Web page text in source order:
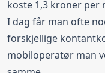
koste 1,3 kroner per
I dag får man ofte
forskjellige
mobiloperatør man